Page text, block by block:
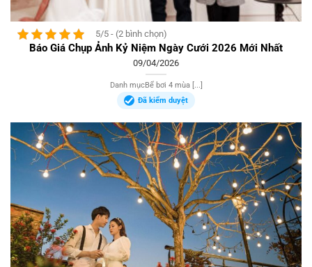
5/5 - (2 bình chọn)
Báo Giá Chụp Ảnh Kỷ Niệm Ngày Cưới 2026 Mới Nhất
09/04/2026
Danh mụcBể bơi 4 mùa [...]
Đã kiểm duyệt